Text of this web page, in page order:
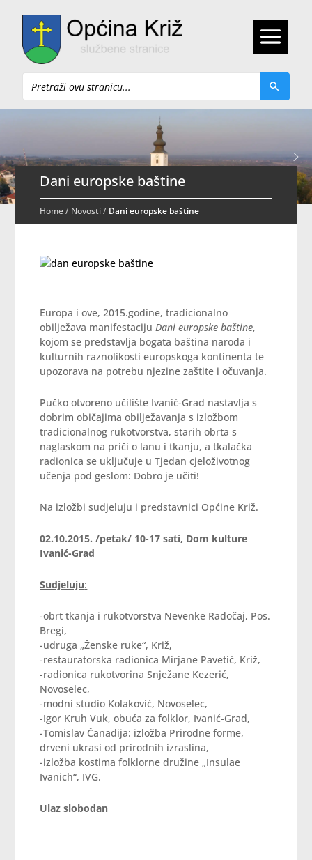
Pretraži
Dani europske baštine
Home/ Novosti/ Dani europske baštine
Europa i ove, 2015.godine, tradicionalno
obilježava manifestacijuDani europske baštine,
kojom se predstavlja bogata baština naroda i
kulturnih raznolikosti europskoga kontinenta te
upozorava na potrebu njezine zaštite i očuvanja.
Pučko otvoreno učilište Ivanić-Grad nastavlja s
dobrim običajima obilježavanja s izložbom
tradicionalnog rukotvorstva, starih obrta s
naglaskom na priči o lanu i tkanju, a tkalačka
radionica se uključuje u Tjedan cjeloživotnog
učenja pod geslom: Dobro je učiti!
Na izložbi sudjeluju i predstavnici Općine Križ.
02.10.2015. /petak/ 10-17 sati, Dom kulture
Ivanić-Grad
Sudjeluju:
-obrt tkanja i rukotvorstva Nevenke Radočaj, Pos.
Bregi,
-udruga „Ženske ruke“, Križ,
-restauratorska radionica Mirjane Pavetić, Križ,
-radionica rukotvorina Snježane Kezerić,
Novoselec,
-modni studio Kolaković, Novoselec,
-Igor Kruh Vuk, obuća za folklor, Ivanić-Grad,
-Tomislav Čanađija: izložba Prirodne forme,
drveni ukrasi od prirodnih izraslina,
-izložba kostima folklorne družine „Insulae
Ivanich“, IVG.
Ulaz slobodan